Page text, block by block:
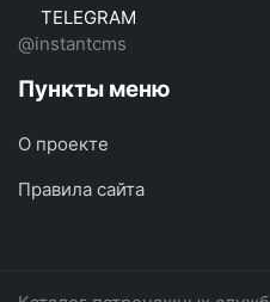
TELEGRAM
@instantcms
Пункты меню
О проекте
Правила сайта